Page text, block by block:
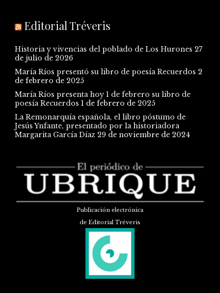
Editorial Tréveris
Historia y vivencias del poblado de Los Hurones 27
de julio de 2026
María Ríos presentó su libro de poesía Recuerdos 2
de febrero de 2025
María Ríos presenta hoy 1 de febrero su libro de
poesía Recuerdos 1 de febrero de 2025
La Remonarquía española, el libro póstumo de
Jesús Ynfante, presentado por la historiadora
Margarita García Díaz 29 de noviembre de 2024
Publicación electrónica
de Editorial Tréveris